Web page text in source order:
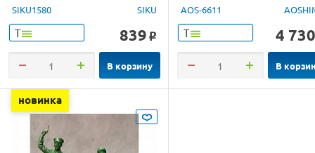
SIKU1580 SIKU
Т 839 o
В корзину
AOS-6611
Т 4 730
В
новинка